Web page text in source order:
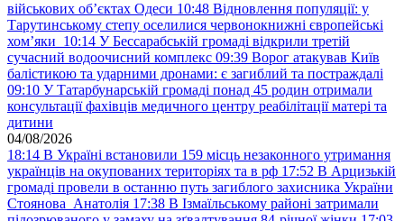
військових обʼєктах Одеси 10:48 Відновлення популяції: у
Тарутинському степу оселилися червонокнижні європейські
хом’яки 10:14 У Бессарабській громаді відкрили третій
сучасний водоочисний комплекс 09:39 Ворог атакував Київ
балістикою та ударними дронами: є загиблий та постраждалі
09:10 У Татарбунарській громаді понад 45 родин отримали
консультації фахівців медичного центру реабілітації матері та
дитини
04/08/2026
18:14 В Україні встановили 159 місць незаконного утримання
українців на окупованих територіях та в рф 17:52 В Арцизькій
громаді провели в останню путь загиблого захисника України
Стоянова Анатолія 17:38 В Ізмаїльському районі затримали